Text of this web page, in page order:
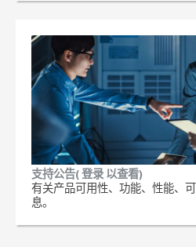
支持公告( 登录 以查看)
有关产品可用性、功能、性能、
息。